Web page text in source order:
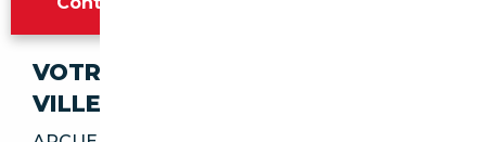
VOTRE IMPORT SÉCURISÉ DANS CES
VILLES